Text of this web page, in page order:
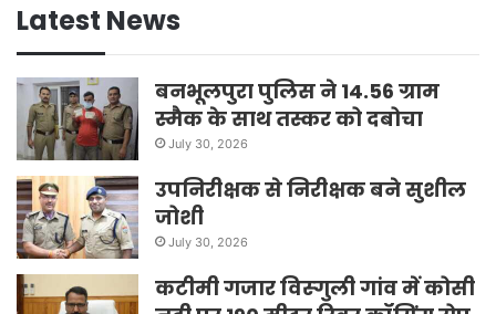
Latest News
बनभूलपुरा पुलिस ने 14.56 ग्राम
स्मैक के साथ तस्कर को दबोचा
July 30, 2026
उपनिरीक्षक से निरीक्षक बने सुशील
जोशी
July 30, 2026
कटीमी गजार विस्गुली गांव में कोसी